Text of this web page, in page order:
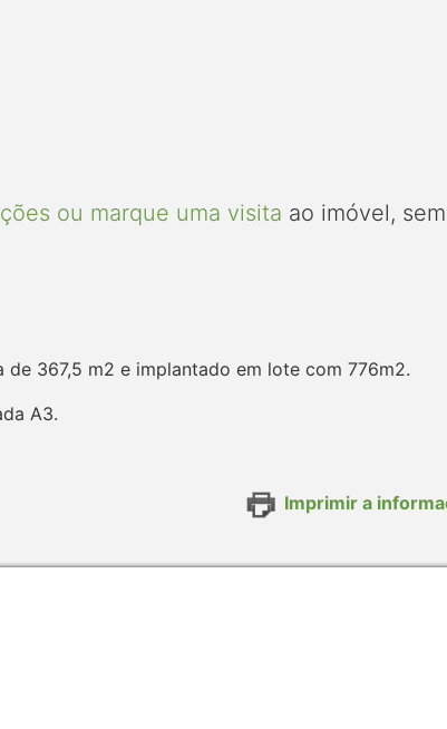
ou marque uma visita ao imóvel, sem
367,5 m2 e implantado em lote com 776m2.
A3.
Imprimir a